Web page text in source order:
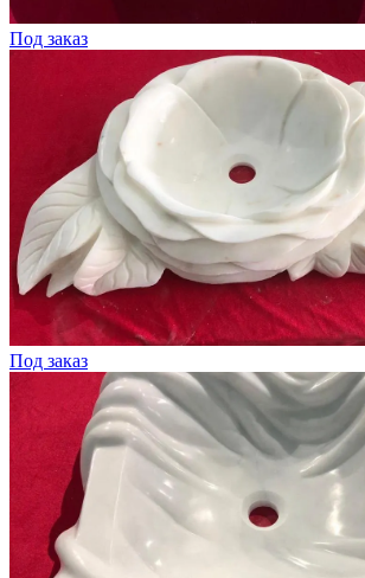
Под заказ
Под заказ